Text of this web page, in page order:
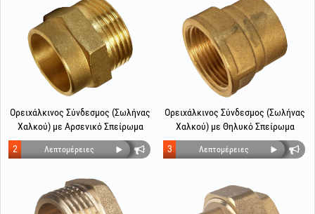
Ορειχάλκινος Σύνδεσμος (Σωλήνας
Χαλκού) με Αρσενικό Σπείρωμα
Λεπτομέρειες
2
Ορειχάλκινος Σύνδεσμος (Σωλήνας
Χαλκού) με Θηλυκό Σπείρωμα
Λεπτομέρειες
3